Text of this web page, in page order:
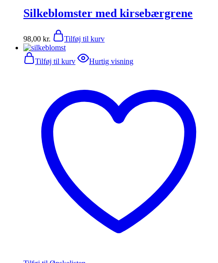
Silkeblomster med kirsebærgrene
98,00 kr. Tilføj til kurv
Tilføj til kurv Hurtig visning